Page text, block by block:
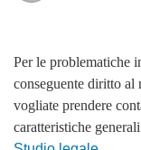
Per le problematiche
conseguente diritto
vogliate prendere
caratteristiche